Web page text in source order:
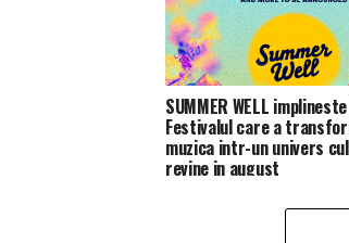
SUMMER WELL
Festivalul care a
muzica intr-un univers
revine in august